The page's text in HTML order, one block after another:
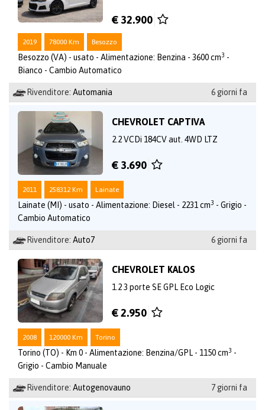
€ 32.900
2019 78000 Km Besozzo
Besozzo (VA) - usato - Alimentazione: Benzina - 3600 cm3 -
Bianco - Cambio Automatico
Rivenditore: Automania 6 giorni fa
CHEVROLET CAPTIVA
2.2 VCDi 184CV aut. 4WD LTZ
€ 3.690
2011 258312 Km Lainate
Lainate (MI) - usato - Alimentazione: Diesel - 2231 cm3 - Grigio -
Cambio Automatico
Rivenditore: Auto7 6 giorni fa
CHEVROLET KALOS
1.2 3 porte SE GPL Eco Logic
€ 2.950
2008 120000 Km Torino
Torino (TO) - Km 0 - Alimentazione: Benzina/GPL - 1150 cm3 -
Grigio - Cambio Manuale
Rivenditore: Autogenovauno 7 giorni fa